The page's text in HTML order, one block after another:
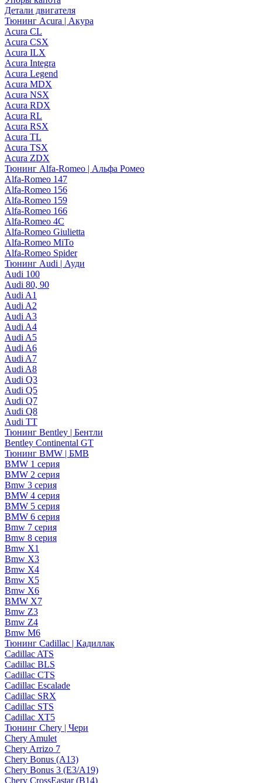
Детали двигателя
Тюнинг Acura | Акура
Acura CL
Acura CSX
Acura ILX
Acura Integra
Acura Legend
Acura MDX
Acura NSX
Acura RDX
Acura RL
Acura RSX
Acura TL
Acura TSX
Acura ZDX
Тюнинг Alfa-Romeo | Альфа Ромео
Alfa-Romeo 147
Alfa-Romeo 156
Alfa-Romeo 159
Alfa-Romeo 166
Alfa-Romeo 4C
Alfa-Romeo Giulietta
Alfa-Romeo MiTo
Alfa-Romeo Spider
Тюнинг Audi | Ауди
Audi 100
Audi 80, 90
Audi A1
Audi A2
Audi A3
Audi A4
Audi A5
Audi A6
Audi A7
Audi A8
Audi Q3
Audi Q5
Audi Q7
Audi Q8
Audi TT
Тюнинг Bentley | Бентли
Bentley Continental GT
Тюнинг BMW | БМВ
BMW 1 серия
BMW 2 серия
Bmw 3 серия
BMW 4 серия
BMW 5 серия
BMW 6 серия
Bmw 7 серия
Bmw 8 серия
Bmw X1
Bmw X3
Bmw X4
Bmw X5
Bmw X6
BMW X7
Bmw Z3
Bmw Z4
Bmw М6
Тюнинг Cadillac | Кадиллак
Cadillac ATS
Cadillac BLS
Cadillac CTS
Cadillac Escalade
Cadillac SRX
Cadillac STS
Cadillac XT5
Тюнинг Chery | Чери
Chery Amulet
Chery Arrizo 7
Chery Bonus (A13)
Chery Bonus 3 (E3/A19)
Chery CrossEastar (B14)